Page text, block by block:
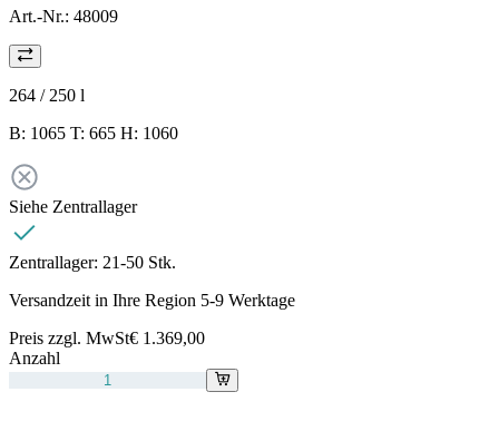
Art.-Nr.: 48009
264 / 250 l
B: 1065 T: 665 H: 1060
Siehe Zentrallager
Zentrallager: 21-50 Stk.
Versandzeit in Ihre Region 5-9 Werktage
Preis zzgl. MwSt€ 1.369,00
Anzahl